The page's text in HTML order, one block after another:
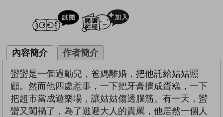
試閲
內容簡介 作者簡介
蠻蠻是一個過動兒，爸媽離婚，把他託給姑姑照
顧。然而他四處惹事，一下把牙膏擠成蛋糕，一下
把超市當成遊樂場，讓姑姑傷透腦筋。有一天，蠻
蠻又闖禍了，為了逃避大人的責罵，他居然一個人